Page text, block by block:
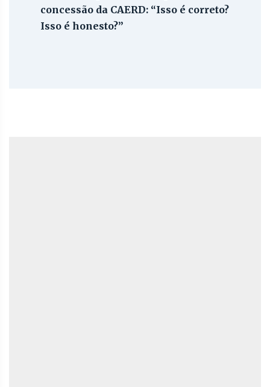
concessão da CAERD: “Isso é correto?
Isso é honesto?”